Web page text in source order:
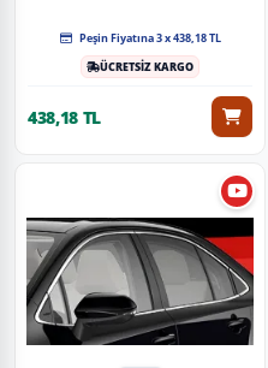
Peşin Fiyatına 3 x 438,18 TL
ÜCRETSİZ KARGO
438,18 TL